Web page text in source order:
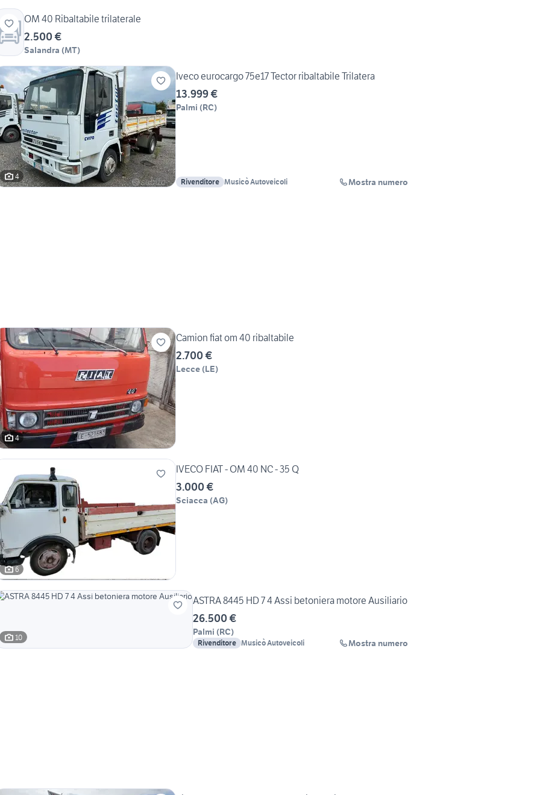
OM 40 Ribaltabile trilaterale
2.500 €
Salandra (MT)
4
Iveco eurocargo 75e17 Tector ribaltabile Trilatera
13.999 €
Palmi (RC)
Rivenditore Musicò Autoveicoli Mostra numero
4
Camion fiat om 40 ribaltabile
2.700 €
Lecce (LE)
6
IVECO FIAT - OM 40 NC - 35 Q
3.000 €
Sciacca (AG)
10
ASTRA 8445 HD 7 4 Assi betoniera motore Ausiliario
26.500 €
Palmi (RC)
Rivenditore Musicò Autoveicoli Mostra numero